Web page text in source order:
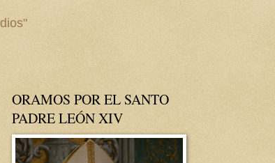
ORAMOS POR EL SANTO
PADRE LEÓN XIV